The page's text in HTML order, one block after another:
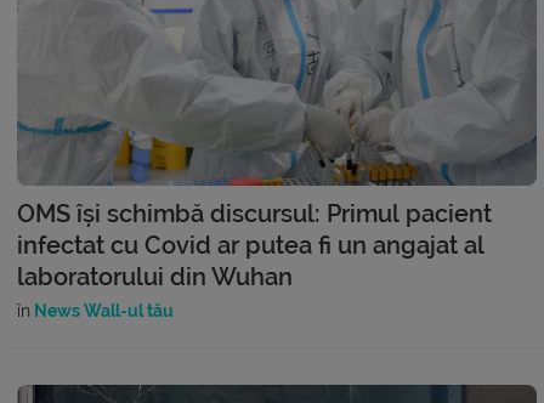
OMS își schimbă discursul: Primul pacient
infectat cu Covid ar putea fi un angajat al
laboratorului din Wuhan
în News Wall-ul tău